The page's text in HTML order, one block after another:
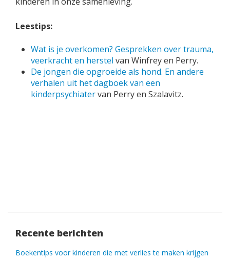
Leestips:
Wat is je overkomen? Gesprekken over trauma,
veerkracht en herstel van Winfrey en Perry.
De jongen die opgroeide als hond. En andere
verhalen uit het dagboek van een
kinderpsychiatervan Perry en Szalavitz.
Recente berichten
Boekentips voor kinderen die met verlies te maken krijgen